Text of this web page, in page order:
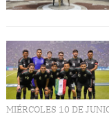
MIÉRCOLES 10 DE